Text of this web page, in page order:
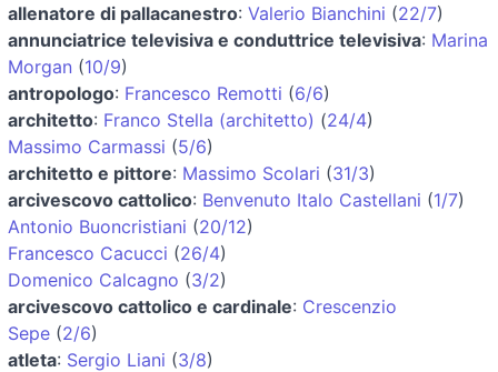
allenatore di pallacanestro: Valerio Bianchini (22/7)
annunciatrice televisiva e conduttrice televisiva: Marina
Morgan (10/9)
antropologo: Francesco Remotti (6/6)
architetto: Franco Stella (architetto) (24/4)
Massimo Carmassi (5/6)
architetto e pittore: Massimo Scolari (31/3)
arcivescovo cattolico: Benvenuto Italo Castellani (1/7)
Antonio Buoncristiani (20/12)
Francesco Cacucci (26/4)
Domenico Calcagno (3/2)
arcivescovo cattolico e cardinale: Crescenzio
Sepe (2/6)
atleta: Sergio Liani (3/8)